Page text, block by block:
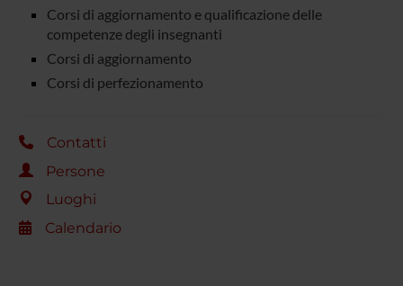
Corsi di aggiornamento e qualificazione delle
competenze degli insegnanti
Corsi di aggiornamento
Corsi di perfezionamento
Contatti
Persone
Luoghi
Calendario